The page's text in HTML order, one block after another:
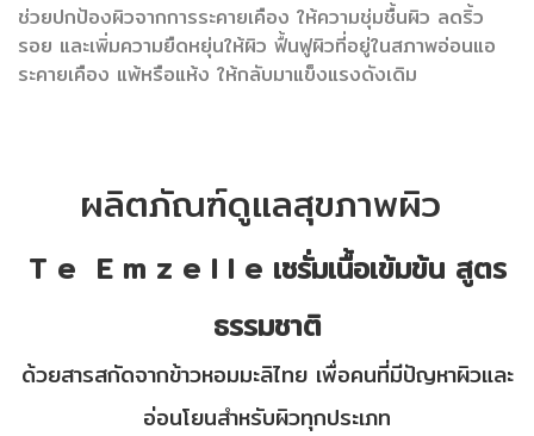
ช่วยปกป้องผิวจากการระคายเคือง ให้ความชุ่มชื้นผิว ลดริ้ว
รอย และเพิ่มความยืดหยุ่นให้ผิว ฟื้นฟูผิวที่อยู่ในสภาพอ่อนแอ
ระคายเคือง แพ้หรือแห้ง ให้กลับมาแข็งแรงดังเดิม
ผลิตภัณฑ์ดูแลสุขภาพผิว
T e E m z e l l e เซรั่มเนื้อเข้มข้น สูตร
ธรรมชาติ
ด้วยสารสกัดจากข้าวหอมมะลิไทย เพื่อคนที่มีปัญหาผิวและ
อ่อนโยนสำหรับผิวทุกประเภท